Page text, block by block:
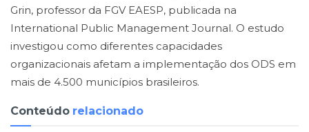
Grin, professor da FGV EAESP, publicada na
International Public Management Journal. O estudo
investigou como diferentes capacidades
organizacionais afetam a implementação dos ODS em
mais de 4.500 municípios brasileiros.
Conteúdo relacionado